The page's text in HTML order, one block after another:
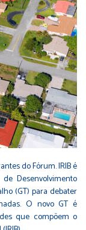
do Fórum. IRIB é
Desenvolvimento
(GT) para debater
O novo GT é
que compõem o